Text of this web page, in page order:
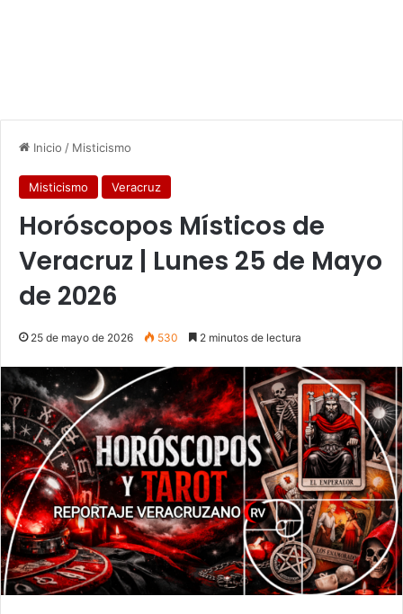
Inicio / Misticismo
Misticismo Veracruz
Horóscopos Místicos de
Veracruz | Lunes 25 de Mayo
de 2026
25 de mayo de 2026 530 2 minutos de lectura